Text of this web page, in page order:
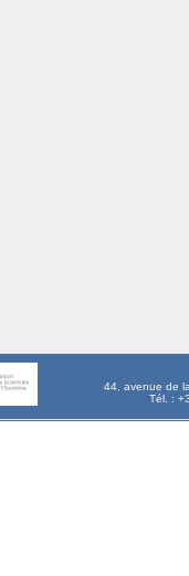
44, avenue de
Tél. :